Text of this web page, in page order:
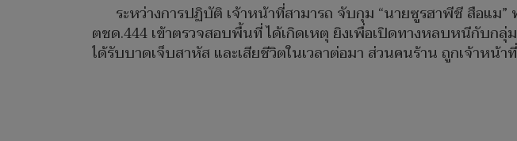
ระหว่างการปฏิบัติ เจ้าหน้าที่สามารถ จับกุม “นายซูรฮาพีชี สือแม
ตชด.444 เข้าตรวจสอบพื้นที่ ได้เกิดเหตุ ยิงเพื่อเปิดทางหลบหนีกับก
ได้รับบาดเจ็บสาหัส และเสียชีวิตในเวลาต่อมา ส่วนคนร้าน ถูกเจ้าหน้